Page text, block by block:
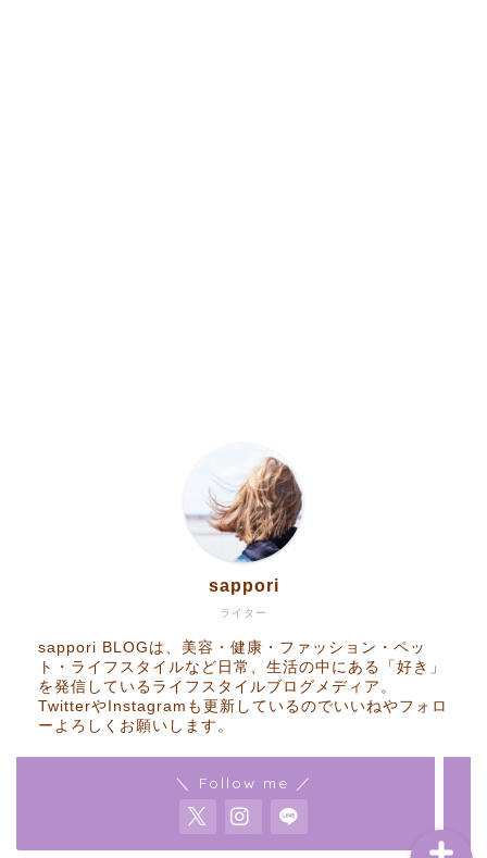
ライター
sappori
sappori BLOGは、美容・健康・ファッション・ペッ
ト・ライフスタイルなど日常、生活の中にある「好き」
を発信しているライフスタイルブログメディア。
TwitterやInstagramも更新しているのでいいねやフォロ
ーよろしくお願いします。
＼ Follow me ／
RakutenROOM
Goods